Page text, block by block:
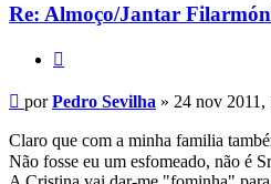
Re: Almoço/Jantar
Mensagem
porPedro Sevilha » 24 nov 2011,
Claro que com a minha familia
Não fosse eu um esfomeado, não é